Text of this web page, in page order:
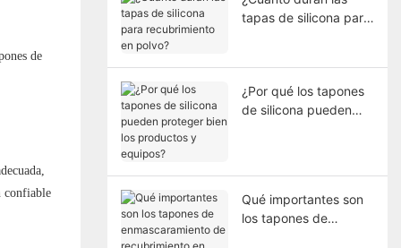
de
confiable
tapas de silicona para
¿Por qué los tapones
de silicona pueden
Qué importantes son
los tapones de